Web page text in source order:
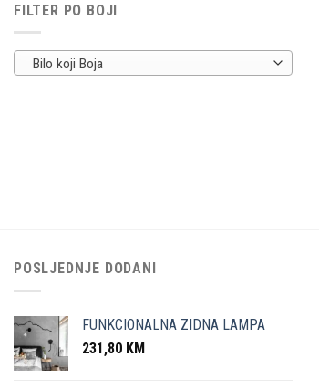
FILTER PO BOJI
Bilo koji Boja
POSLJEDNJE DODANI
FUNKCIONALNA ZIDNA LAMPA
231,80 KM